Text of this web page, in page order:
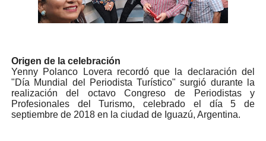
Origen de la celebración
Yenny Polanco Lovera recordó que la declaración del
"Día Mundial del Periodista Turístico" surgió durante la
realización del octavo Congreso de Periodistas y
Profesionales del Turismo, celebrado el día 5 de
septiembre de 2018 en la ciudad de Iguazú, Argentina.